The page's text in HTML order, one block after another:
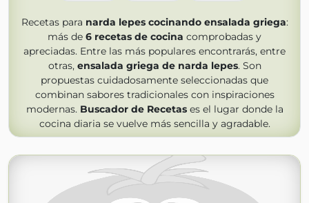
Recetas para narda lepes cocinando ensalada griega:
más de 6 recetas de cocina comprobadas y
apreciadas. Entre las más populares encontrarás, entre
otras, ensalada griega de narda lepes. Son
propuestas cuidadosamente seleccionadas que
combinan sabores tradicionales con inspiraciones
modernas. Buscador de Recetases el lugar donde la
cocina diaria se vuelve más sencilla y agradable.